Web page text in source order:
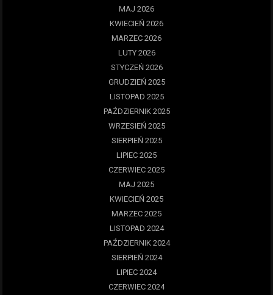
MAJ 2026
KWIECIEŃ 2026
MARZEC 2026
LUTY 2026
STYCZEŃ 2026
GRUDZIEŃ 2025
LISTOPAD 2025
PAŹDZIERNIK 2025
WRZESIEŃ 2025
SIERPIEŃ 2025
LIPIEC 2025
CZERWIEC 2025
MAJ 2025
KWIECIEŃ 2025
MARZEC 2025
LISTOPAD 2024
PAŹDZIERNIK 2024
SIERPIEŃ 2024
LIPIEC 2024
CZERWIEC 2024